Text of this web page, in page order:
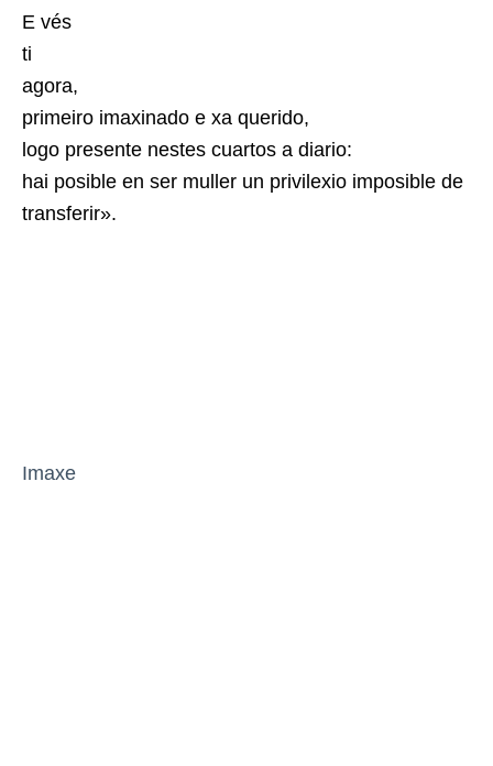
E vés
ti
agora,
primeiro imaxinado e xa querido,
logo presente nestes cuartos a diario:
hai posible en ser muller un privilexio imposible de
transferir».
Imaxe